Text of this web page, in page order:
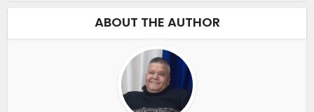
ABOUT THE AUTHOR